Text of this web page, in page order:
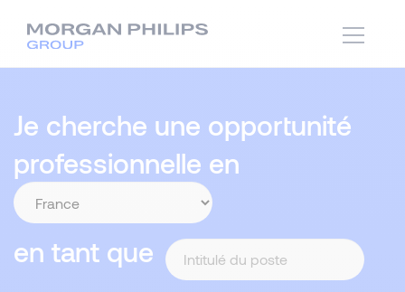
Je cherche une opportunité
professionnelle en
en tant que